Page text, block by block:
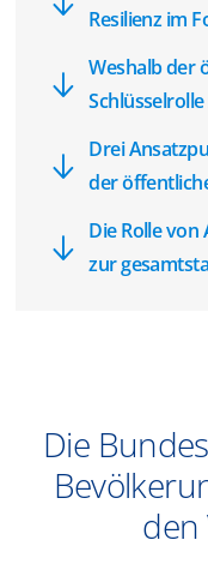
Resilienz im
Weshalb der
Drei
der
Die Rolle von
zur
Die
den